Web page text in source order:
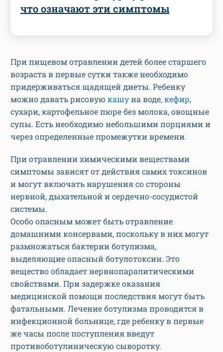
что означают эти симптомы
При пищевом отравлении детей более старшего
возраста в первые сутки также необходимо
придерживаться щадящей диеты. Ребенку
можно давать рисовую кашуна воде,кефир,
сухари, картофельное пюре без молока, овощные
супы. Есть необходимо небольшими порциями и
через определенные промежутки времени.
При отравлении химическими веществами
симптомы зависят от действия самих токсинов
и могут включать нарушения со стороны
нервной, дыхательной и сердечно-сосудистой
системы.
Особо опасным может быть отравление
домашними консервами, поскольку в них могут
размножаться бактерии ботулизма,
выделяющие опасный ботулотоксин. Это
вещество обладает нервнопаралитическими
свойствами. При задержке оказания
медицинской помощи последствия могут быть
фатальными. Лечение ботулизма проводится в
инфекционной больнице, где ребенку в первые
же часы после поступления введут
противоботулиническую сыворотку.